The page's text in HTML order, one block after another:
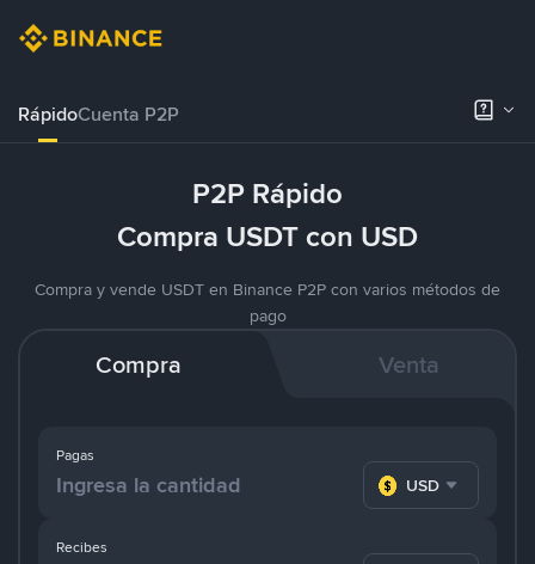
RápidoCuenta P2P
P2P Rápido
Compra USDT con USD
Compra y vende USDT en Binance P2P con varios métodos de
pago
Compra Venta
Pagas
USD
Recibes